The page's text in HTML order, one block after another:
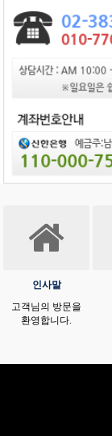
인사말
고객님의 방문을
환영합니다.